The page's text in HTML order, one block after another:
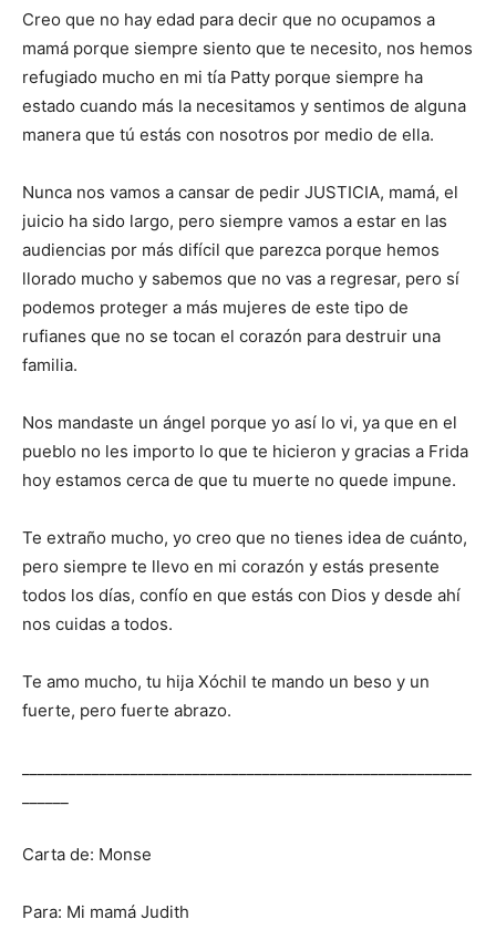
Creo que no hay edad para decir que no ocupamos a
mamá porque siempre siento que te necesito, nos hemos
refugiado mucho en mi tía Patty porque siempre ha
estado cuando más la necesitamos y sentimos de alguna
manera que tú estás con nosotros por medio de ella.
Nunca nos vamos a cansar de pedir JUSTICIA, mamá, el
juicio ha sido largo, pero siempre vamos a estar en las
audiencias por más difícil que parezca porque hemos
llorado mucho y sabemos que no vas a regresar, pero sí
podemos proteger a más mujeres de este tipo de
rufianes que no se tocan el corazón para destruir una
familia.
Nos mandaste un ángel porque yo así lo vi, ya que en el
pueblo no les importo lo que te hicieron y gracias a Frida
hoy estamos cerca de que tu muerte no quede impune.
Te extraño mucho, yo creo que no tienes idea de cuánto,
pero siempre te llevo en mi corazón y estás presente
todos los días, confío en que estás con Dios y desde ahí
nos cuidas a todos.
Te amo mucho, tu hija Xóchil te mando un beso y un
fuerte, pero fuerte abrazo.
Carta de: Monse
Para: Mi mamá Judith